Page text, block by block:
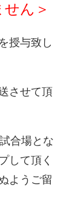
ん＞
授与致し
させて頂
合場とな
して頂く
ようご留